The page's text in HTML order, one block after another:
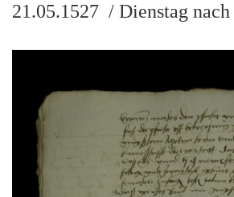
21.05.1527 / Dienstag nach